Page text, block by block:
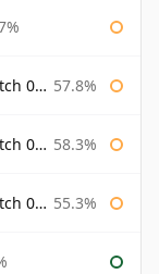
2009 57.8%
2010 58.3%
2011 55.3%